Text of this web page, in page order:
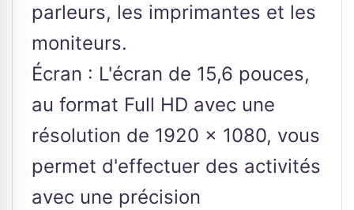
parleurs, les imprimantes et les
moniteurs.
Écran : L'écran de 15,6 pouces,
au format Full HD avec une
résolution de 1920 x 1080, vous
permet d'effectuer des activités
avec une précision